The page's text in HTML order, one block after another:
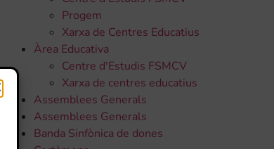
Progem
Xarxa de Centres Educatius
Àrea Educativa
Centre d'Estudis FSMCV
Xarxa de centres educatius
Assemblees Generals
Assemblees Generals
Banda Sinfònica de dones